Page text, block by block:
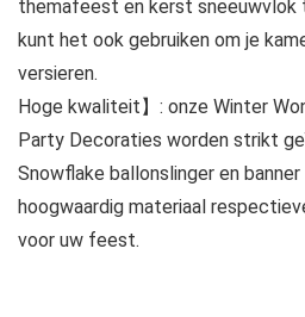
themafeest en kerst sneeuwvlok
kunt het ook gebruiken om je
versieren.
Hoge kwaliteit】: onze Winter
Party Decoraties worden strikt
Snowflake ballonslinger en
hoogwaardig materiaal
voor uw feest.